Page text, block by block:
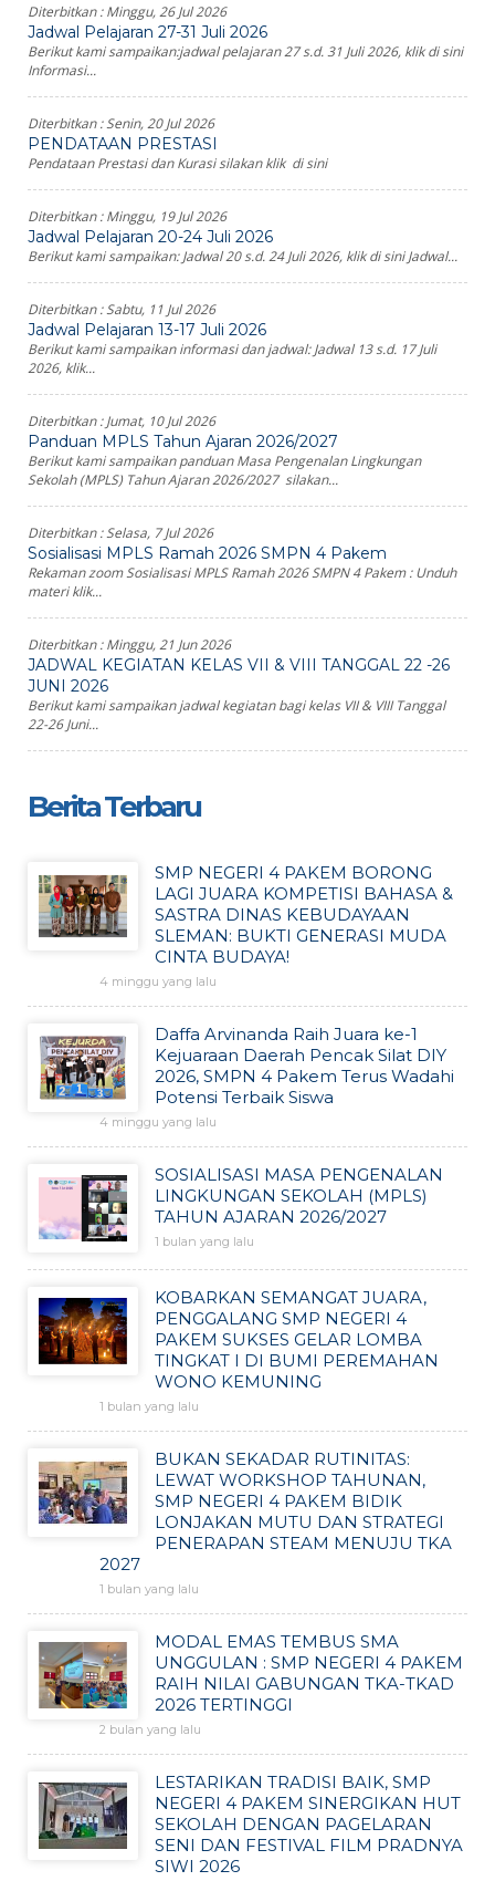
Diterbitkan :Minggu, 26 Jul 2026
Jadwal Pelajaran 27-31 Juli 2026
Berikut kami sampaikan:jadwal pelajaran 27 s.d. 31 Juli 2026, klik di sini
Informasi...
Diterbitkan :Senin, 20 Jul 2026
PENDATAAN PRESTASI
Pendataan Prestasi dan Kurasi silakan klik di sini
Diterbitkan :Minggu, 19 Jul 2026
Jadwal Pelajaran 20-24 Juli 2026
Berikut kami sampaikan: Jadwal 20 s.d. 24 Juli 2026, klik di sini Jadwal...
Diterbitkan :Sabtu, 11 Jul 2026
Jadwal Pelajaran 13-17 Juli 2026
Berikut kami sampaikan informasi dan jadwal: Jadwal 13 s.d. 17 Juli
2026, klik...
Diterbitkan :Jumat, 10 Jul 2026
Panduan MPLS Tahun Ajaran 2026/2027
Berikut kami sampaikan panduan Masa Pengenalan Lingkungan
Sekolah (MPLS) Tahun Ajaran 2026/2027 silakan...
Diterbitkan :Selasa, 7 Jul 2026
Sosialisasi MPLS Ramah 2026 SMPN 4 Pakem
Rekaman zoom Sosialisasi MPLS Ramah 2026 SMPN 4 Pakem : Unduh
materi klik...
Diterbitkan :Minggu, 21 Jun 2026
JADWAL KEGIATAN KELAS VII & VIII TANGGAL 22 -26
JUNI 2026
Berikut kami sampaikan jadwal kegiatan bagi kelas VII & VIII Tanggal
22-26 Juni...
Berita Terbaru
SMP NEGERI 4 PAKEM BORONG
LAGI JUARA KOMPETISI BAHASA &
SASTRA DINAS KEBUDAYAAN
SLEMAN: BUKTI GENERASI MUDA
CINTA BUDAYA!
4 minggu yang lalu
Daffa Arvinanda Raih Juara ke-1
Kejuaraan Daerah Pencak Silat DIY
2026, SMPN 4 Pakem Terus Wadahi
Potensi Terbaik Siswa
4 minggu yang lalu
SOSIALISASI MASA PENGENALAN
LINGKUNGAN SEKOLAH (MPLS)
TAHUN AJARAN 2026/2027
1 bulan yang lalu
KOBARKAN SEMANGAT JUARA,
PENGGALANG SMP NEGERI 4
PAKEM SUKSES GELAR LOMBA
TINGKAT I DI BUMI PEREMAHAN
WONO KEMUNING
1 bulan yang lalu
BUKAN SEKADAR RUTINITAS:
LEWAT WORKSHOP TAHUNAN,
SMP NEGERI 4 PAKEM BIDIK
LONJAKAN MUTU DAN STRATEGI
PENERAPAN STEAM MENUJU TKA
2027
1 bulan yang lalu
MODAL EMAS TEMBUS SMA
UNGGULAN : SMP NEGERI 4 PAKEM
RAIH NILAI GABUNGAN TKA-TKAD
2026 TERTINGGI
2 bulan yang lalu
LESTARIKAN TRADISI BAIK, SMP
NEGERI 4 PAKEM SINERGIKAN HUT
SEKOLAH DENGAN PAGELARAN
SENI DAN FESTIVAL FILM PRADNYA
SIWI 2026